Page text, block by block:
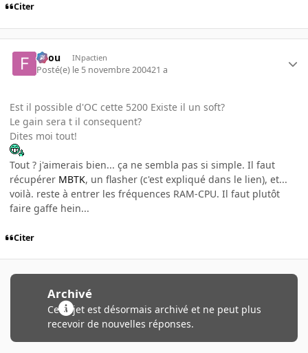
Citer
falou INpactien
Posté(e) le 5 novembre 200421 a
Est il possible d'OC cette 5200 Existe il un soft?
Le gain sera t il consequent?
Dites moi tout!
Tout ? j'aimerais bien... ça ne sembla pas si simple. Il faut
récupérer MBTK, un flasher (c'est expliqué dans le lien), et...
voilà. reste à entrer les fréquences RAM-CPU. Il faut plutôt
faire gaffe hein...
Citer
Archivé
Ce sujet est désormais archivé et ne peut plus
recevoir de nouvelles réponses.